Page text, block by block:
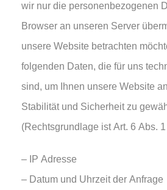
wir nur die personenbezogenen
Browser an unseren Server
unsere Website betrachten
folgenden Daten, die für uns
sind, um Ihnen unsere Website
Stabilität und Sicherheit zu
(Rechtsgrundlage ist Art. 6 Abs.
– IP Adresse
– Datum und Uhrzeit der Anfrage